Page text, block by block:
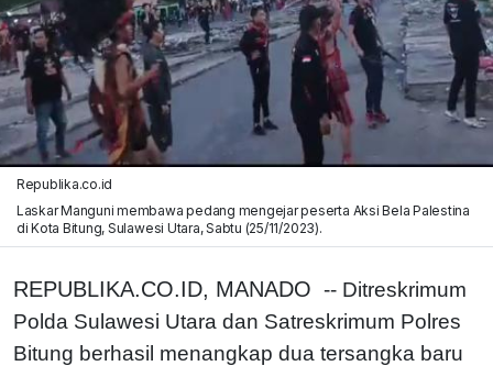
Republika.co.id
Laskar Manguni membawa pedang mengejar peserta Aksi Bela Palestina
di Kota Bitung, Sulawesi Utara, Sabtu (25/11/2023).
REPUBLIKA.CO.ID, MANADO -- Ditreskrimum
Polda Sulawesi Utara dan Satreskrimum Polres
Bitung berhasil menangkap dua tersangka baru